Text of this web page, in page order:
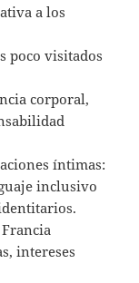
a los
poco visitados
corporal,
íntimas:
inclusivo
intereses